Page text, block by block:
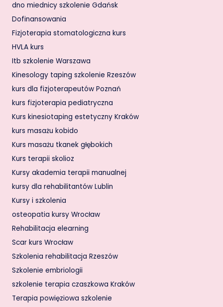
dno miednicy szkolenie Gdańsk
Dofinansowania
Fizjoterapia stomatologiczna kurs
HVLA kurs
Itb szkolenie Warszawa
Kinesology taping szkolenie Rzeszów
kurs dla fizjoterapeutów Poznań
kurs fizjoterapia pediatryczna
Kurs kinesiotaping estetyczny Kraków
kurs masażu kobido
Kurs masażu tkanek głębokich
Kurs terapii skolioz
Kursy akademia terapii manualnej
kursy dla rehabilitantów Lublin
Kursy i szkolenia
osteopatia kursy Wrocław
Rehabilitacja elearning
Scar kurs Wrocław
Szkolenia rehabilitacja Rzeszów
Szkolenie embriologii
szkolenie terapia czaszkowa Kraków
Terapia powięziowa szkolenie